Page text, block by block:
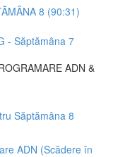
8 (90:31)
- Săptămâna 7
ADN &
Săptămâna 8
ADN (Scădere în